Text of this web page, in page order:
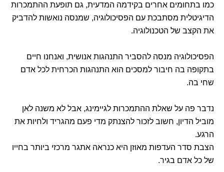
כמו בתחומים אחרים בקידמה המדעית, גם תופעת ההתמכרות
הדיגיטלית מסתבכת עם הפסיכולוגיה, שמנסה נואשות להדביק
את הקצב של הטכנולוגיה.
הפסיכולוגיה מנסה להסביר התנהגות אנושית, ואנחנו חיים
בתקופה בה חיבור למסכים הוא התנהגות הכרחית לכל אדם
שחי בה.
נדבר פה על שאלת ההתמכרות לגיימינג, אבל לא משנה לאן
מוביל הדיון, חשוב לזכור להצנתק מדי פעם מהגריד ולחיות את
הרגע.
הצבת סדר העדפות מאוזן היא כנראה אתגר מרכזי ביותר בחייו
של כל אדם בגיר.